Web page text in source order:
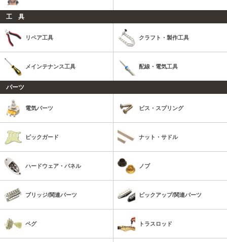
工 具
リペア工具 クラフト・製作工具
メインテナンス工具 配線・電気工具
パーツ
電気パーツ ビス・スプリング
ピックガード ナット・サドル
ハードウェア・パネル ノブ
ブリッジ/関連パーツ ピックアップ/関連パーツ
ペグ トラスロッド